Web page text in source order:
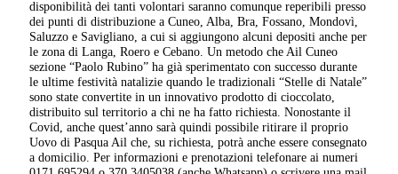
disponibilità dei tanti volontari saranno comunque reperibili presso
dei punti di distribuzione a Cuneo, Alba, Bra, Fossano, Mondovì,
Saluzzo e Savigliano, a cui si aggiungono alcuni depositi anche per
le zona di Langa, Roero e Cebano. Un metodo che Ail Cuneo
sezione “Paolo Rubino” ha già sperimentato con successo durante
le ultime festività natalizie quando le tradizionali “Stelle di Natale”
sono state convertite in un innovativo prodotto di cioccolato,
distribuito sul territorio a chi ne ha fatto richiesta. Nonostante il
Covid, anche quest’anno sarà quindi possibile ritirare il proprio
Uovo di Pasqua Ail che, su richiesta, potrà anche essere consegnato
a domicilio. Per informazioni e prenotazioni telefonare ai numeri